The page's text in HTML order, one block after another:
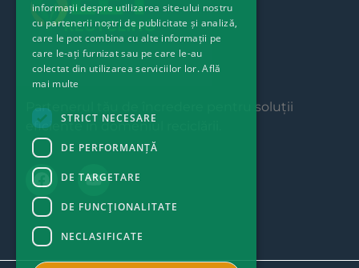
Partenerul tău de încredere pentru soluții
eficiente în domeniul reciclării.
informații despre utilizarea site-ului nostru
cu partenerii noștri de publicitate și analiză,
care le pot combina cu alte informații pe
care le-ați furnizat sau pe care le-au
colectat din utilizarea serviciilor lor.Află
mai multe
STRICT NECESARE
DE PERFORMANȚĂ
DE TARGETARE
DE FUNCŢIONALITATE
NECLASIFICATE